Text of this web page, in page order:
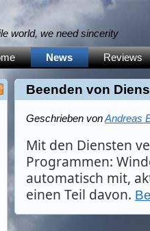
world, we need sincerity
News Reviews
Beenden von
Geschrieben vonAndreas
Mit den Diensten
Programmen:
automatisch mit,
einen Teil davon.